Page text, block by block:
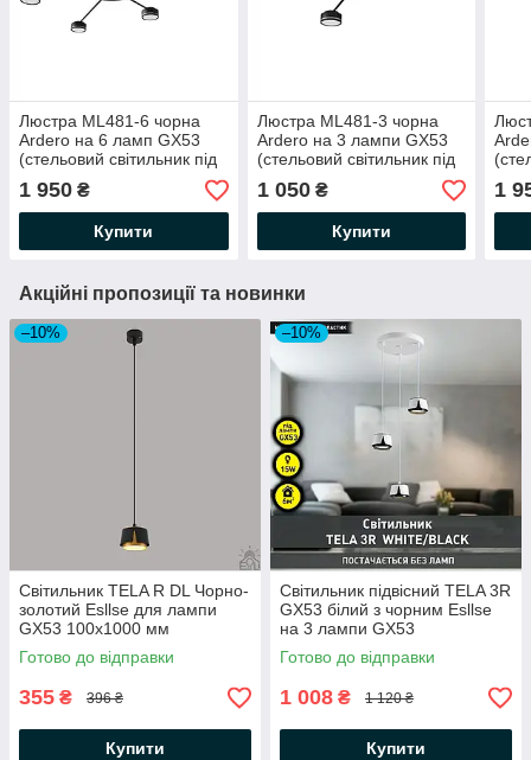
Люстра ML481-6 чорна
Ardero на 6 ламп GX53
(стельовий світильник під
змінні LED лампи)
770*765*60 мм
1 950 ₴
Купити
Люстра ML481-3 чорна
Ardero на 3 лампи GX53
(стельовий світильник під
змінні LED лампи)
Ø650х61 мм
1 050₴
Купити
1
Акційні пропозиції та новинки
–10%
Світильник TELA R DL Чорно-
золотий Esllse для лампи
GX53 100x1000 мм
Готово до відправки
355 ₴ 396 ₴
Купити
–10%
Світильник підвісний TELA 3R
GX53 бiлий з чорним Esllse
на 3 лампи GX53
310x1000мм з регульованим
по висоті підвісом
Готово до відправки
1 008 ₴ 1 120 ₴
Купити